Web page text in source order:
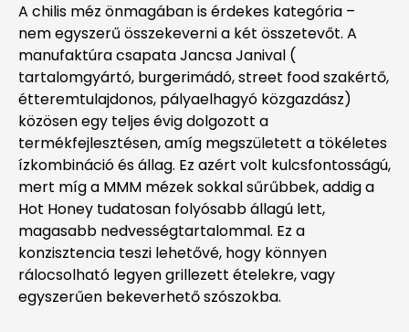
A chilis méz önmagában is érdekes kategória –
nem egyszerű összekeverni a két összetevőt. A
manufaktúra csapata Jancsa Janival (
tartalomgyártó, burgerimádó, street food szakértő,
étteremtulajdonos, pályaelhagyó közgazdász)
közösen egy teljes évig dolgozott a
termékfejlesztésen, amíg megszületett a tökéletes
ízkombináció és állag. Ez azért volt kulcsfontosságú,
mert míg a MMM mézek sokkal sűrűbbek, addig a
Hot Honey tudatosan folyósabb állagú lett,
magasabb nedvességtartalommal. Ez a
konzisztencia teszi lehetővé, hogy könnyen
rálocsolható legyen grillezett ételekre, vagy
egyszerűen bekeverhető szószokba.